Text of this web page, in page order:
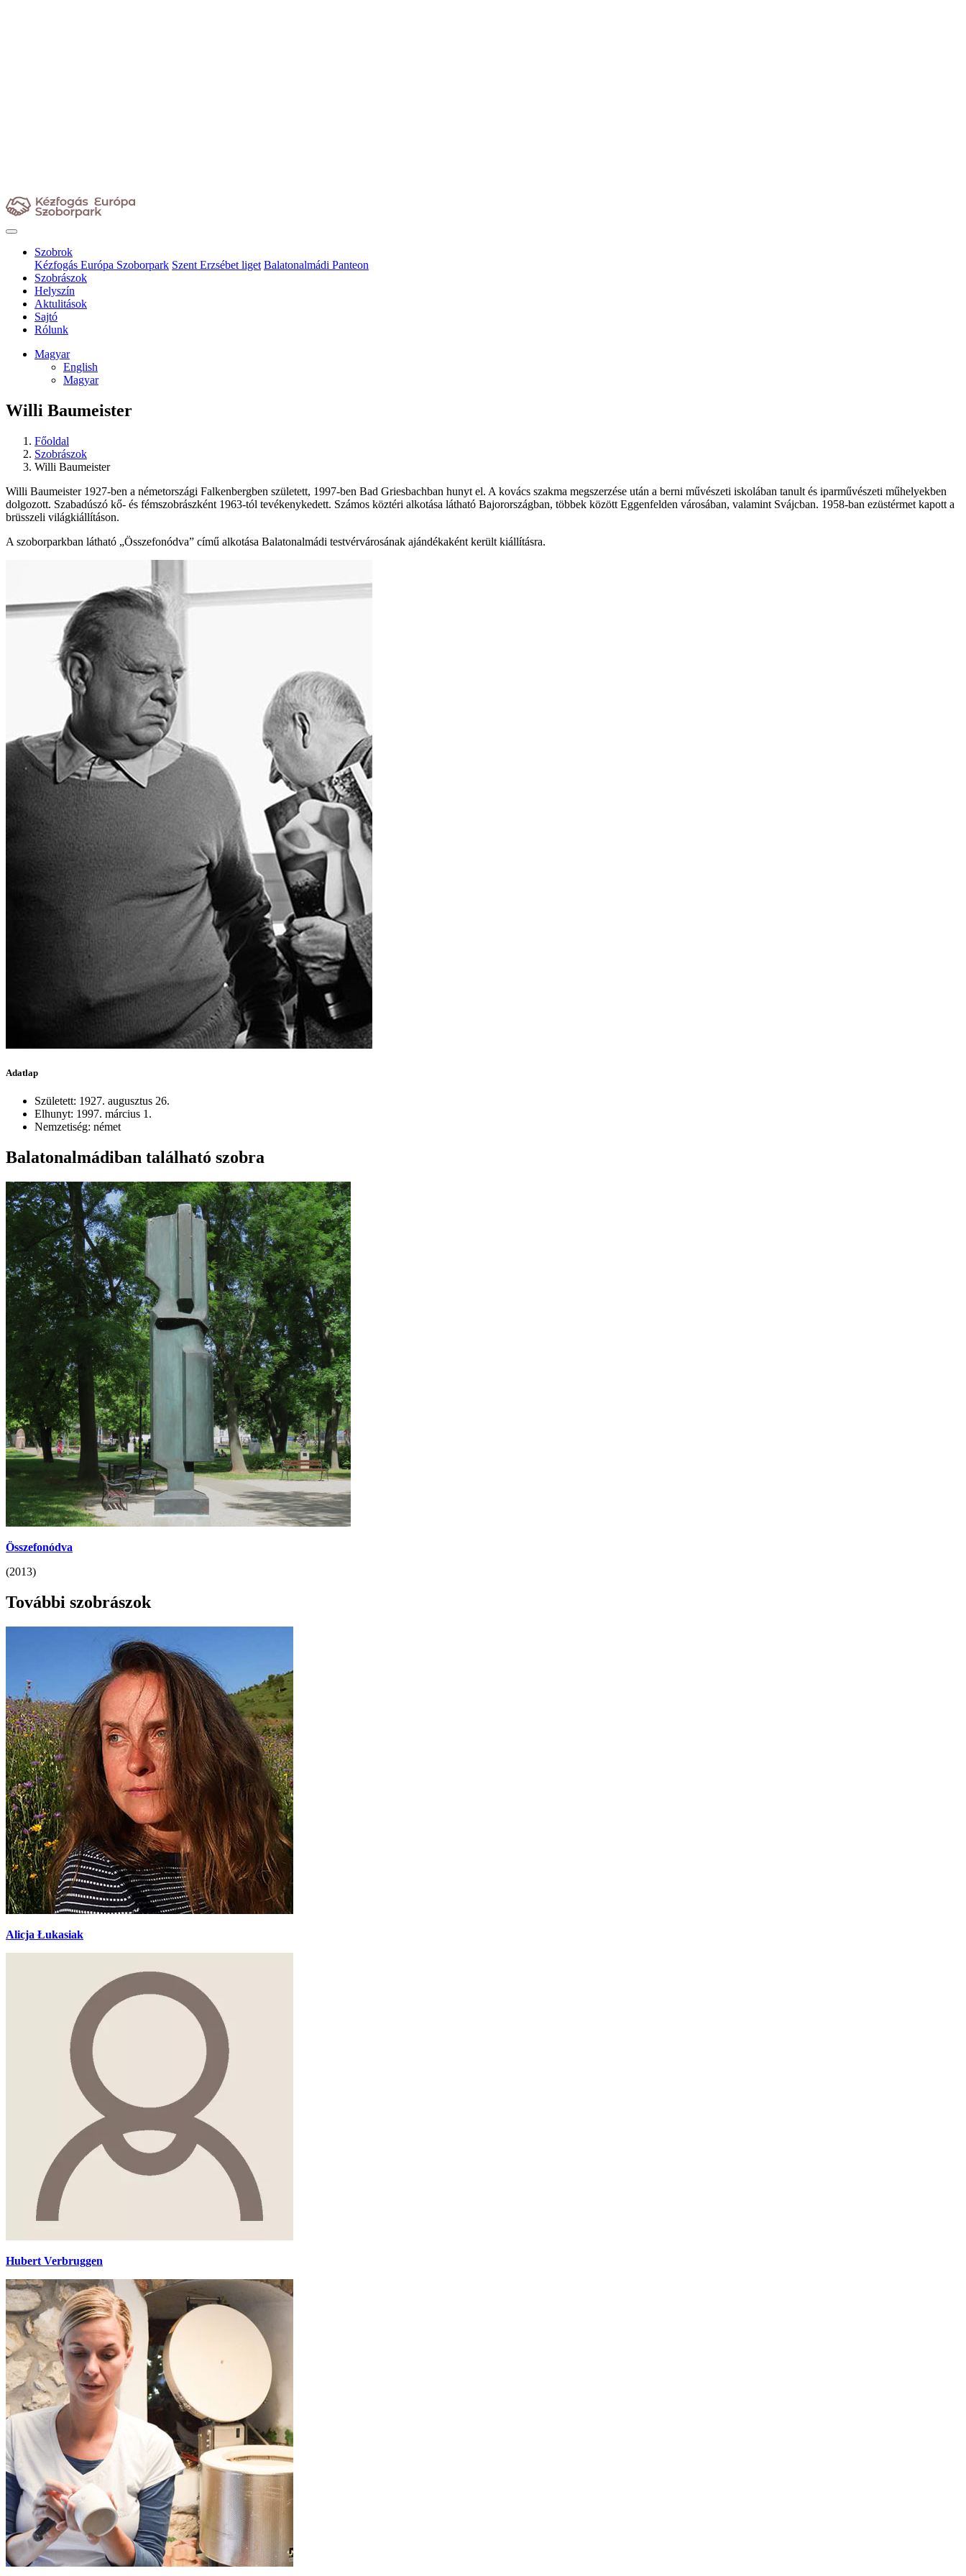
Szobrok
Kézfogás Európa Szoborpark Szent Erzsébet liget Balatonalmádi Panteon
Szobrászok
Helyszín
Aktulitások
Sajtó
Rólunk
Magyar
English
Magyar
Willi Baumeister
Főoldal
Szobrászok
Willi Baumeister
Willi Baumeister 1927-ben a németországi Falkenbergben született, 1997-ben Bad Griesbachban hunyt el. A kovács szakma megszerzése után a berni művészeti iskolában tanult és iparművészeti műhelyekben
dolgozott. Szabadúszó kő- és fémszobrászként 1963-tól tevékenykedett. Számos köztéri alkotása látható Bajorországban, többek között Eggenfelden városában, valamint Svájcban. 1958-ban ezüstérmet kapott a
brüsszeli világkiállításon.
A szoborparkban látható „Összefonódva” című alkotása Balatonalmádi testvérvárosának ajándékaként került kiállításra.
Adatlap
Született: 1927. augusztus 26.
Elhunyt: 1997. március 1.
Nemzetiség: német
Balatonalmádiban található szobra
Összefonódva
(2013)
További szobrászok
Alicja Łukasiak
Hubert Verbruggen